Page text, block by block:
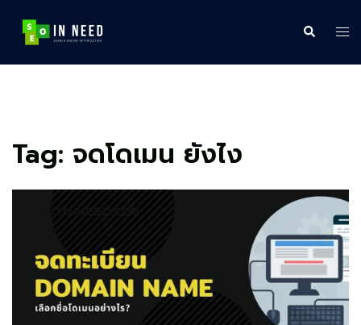
content
Search
Tag: จดโดเมน ยังไง